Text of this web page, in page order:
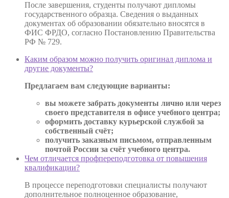
После завершения, студенты получают дипломы
государственного образца. Сведения о выданных
документах об образовании обязательно вносятся в
ФИС ФРДО, согласно Постановлению Правительства
РФ № 729.
Каким образом можно получить оригинал диплома и
другие документы?
Предлагаем вам следующие варианты:
вы можете забрать документы лично или через
своего представителя в офисе учебного центра;
оформить доставку курьерской службой за
собственный счёт;
получить заказным письмом, отправленным
почтой России за счёт учебного центра.
Чем отличается профпереподготовка от повышения
квалификации?
В процессе переподготовки специалисты получают
дополнительное полноценное образование,